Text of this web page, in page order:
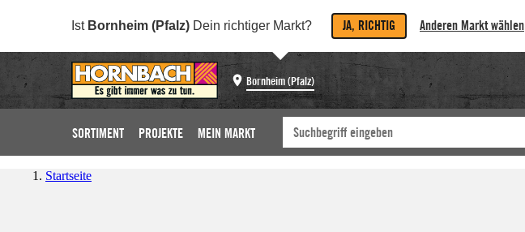
Ist Bornheim (Pfalz) Dein richtiger Markt? JA, RICHTIG Anderen Markt wählen
Bornheim (Pfalz)
SORTIMENT PROJEKTE MEIN MARKT
Startseite